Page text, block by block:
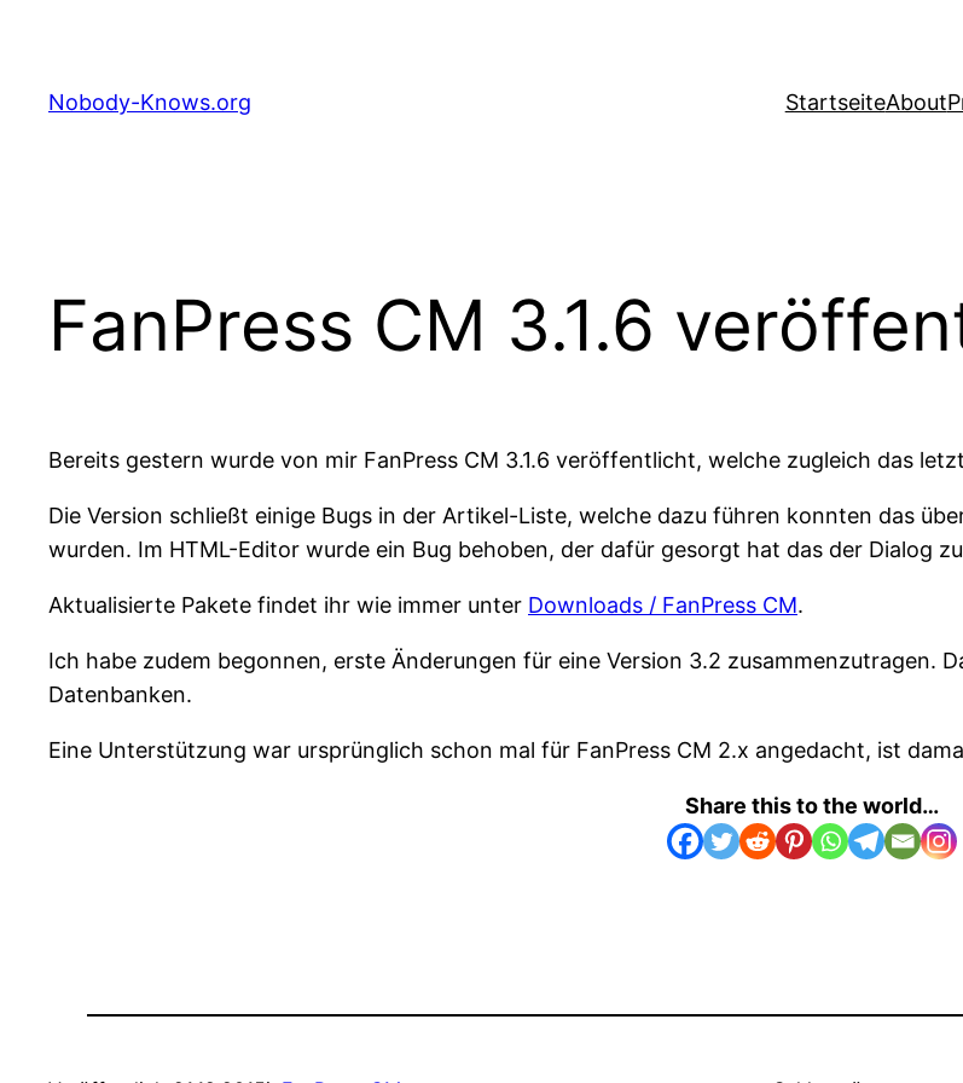
springen
Nobody-Knows.org StartseiteAbout
FanPress CM 3.1.6
Bereits gestern wurde von mir FanPress CM 3.1.6 veröffentlicht, welche zugleich das
Die Version schließt einige Bugs in der Artikel-Liste, welche dazu führen konnten das
wurden. Im HTML-Editor wurde ein Bug behoben, der dafür gesorgt hat das der Dialog
Aktualisierte Pakete findet ihr wie immer unter Downloads / FanPress CM.
Ich habe zudem begonnen, erste Änderungen für eine Version 3.2 zusammenzutragen.
Datenbanken.
Eine Unterstützung war ursprünglich schon mal für FanPress CM 2.x angedacht, ist
Share this to the world…